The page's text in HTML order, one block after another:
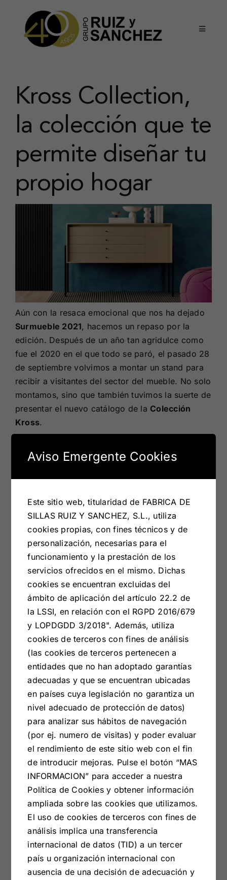
contenido
Toggle
Colección Lagom – Lever
Colección kross
Conócenos
Noticias
Kross Collection,
la colección que te
permite diseñar tu
propio hogar
Aún con la resaca emocional que nos ha dejado
Surmueble 2021, hacemos un repaso por la
edición. Después de un año tan agridulce como
fue el 2020 en el que todo se paró, el pasado 28
de septiembre volvimos a montar un stand para
recibir a visitantes del sector del mueble. No solo
montamos, sino que también tuvimos la suerte de
presentar el nuevo catálogo de la Colección
Kross.
¿Qué significa
Kross
Collection?
La colección Kross nace orientada a dar la
máxima flexibilidad en dimensiones, elementos y
acabados, garantizando la máxima
personalización para satisfacer las necesidades
estéticas y funcionales de nuestros clientes. El
sistema se desarrolla en torno a una gran
variedad de módulos con distintas medidas,
puertas batientes, abatibles, cajones y una
multitud de opciones con diversidad de
materiales y acabados. Una manera diferente de
entender el mueble, pensado no solo para
ordenar, sino para el placer de crear y diseñar tu
propio mueble. Grupo RS busca con esta
colección la innovación en los diseños y
materiales garantizando siempre la calidad en
sus modelos.
Aviso Emergente Cookies
Este sitio web, titularidad de FABRICA DE
SILLAS RUIZ Y SANCHEZ, S.L., utiliza
cookies propias, con fines técnicos y de
personalización, necesarias para el
funcionamiento y la prestación de los
servicios ofrecidos en el mismo. Dichas
cookies se encuentran excluidas del
ámbito de aplicación del artículo 22.2 de
la LSSI, en relación con el RGPD 2016/679
y LOPDGDD 3/2018". Además, utiliza
cookies de terceros con fines de análisis
(las cookies de terceros pertenecen a
entidades que no han adoptado garantías
adecuadas y que se encuentran ubicadas
en países cuya legislación no garantiza un
nivel adecuado de protección de datos)
para analizar sus hábitos de navegación
(por ej. numero de visitas) y poder evaluar
el rendimiento de este sitio web con el fin
de introducir mejoras. Pulse el botón “MAS
INFORMACION” para acceder a nuestra
Política de Cookies y obtener información
ampliada sobre las cookies que utilizamos.
El uso de cookies de terceros con fines de
análisis implica una transferencia
internacional de datos (TID) a un tercer
país u organización internacional con
ausencia de una decisión de adecuación y